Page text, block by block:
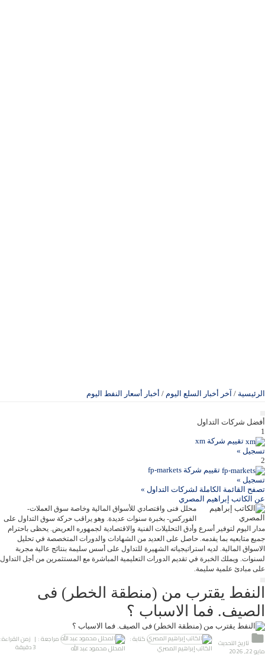
الرئيسية / آخر أخبار السلع اليوم / أخبار أسعار النفط اليوم
أفضل شركات التداول
1
تقييم شركة xm
تسجيل »
2
تقييم شركة fp-markets
تسجيل »
تصفح القائمة الكاملة لشركات التداول »
عن الكاتب إبراهيم المصري
محلل فنى واقتصادي للأسواق المالية وخاصة سوق العملات-
الفوركس- بخبرة سنوات عديدة. وهو يراقب حركة سوق التداول على
مدار اليوم لتوفير أسرع وأدق التحليلات الفنية والاقتصادية لجمهوره العريض. يحظى باحترام
جميع متابعيه بما يقدمه. حاصل على العديد من الشهادات والدورات المتخصصة في تحليل
الاسواق المالية. لديه استراتيجياته الشهيرة للتداول على أسس سليمة بنتائج عالية مجربة
لسنوات. ويملك الخبرة في تقديم الدورات التعليمية المباشرة مع المستثمرين من أجل التداول
على مبادئ علمية سليمة.
النفط يقترب من (منطقة الخطر) فى
الصيف. فما الاسباب ؟
تاريخ التحديث
مايو 22, 2026
كتابة :
الكاتب إبراهيم المصري
مراجعة :
المحلل محمود عبد الله
| زمن القراءة:
3 دقيقة